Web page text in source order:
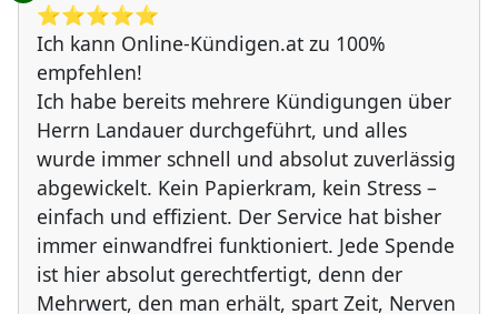
⭐️⭐️⭐️⭐️⭐️
Ich kann Online-Kündigen.at zu 100%
empfehlen!
Ich habe bereits mehrere Kündigungen über
Herrn Landauer durchgeführt, und alles
wurde immer schnell und absolut zuverlässig
abgewickelt. Kein Papierkram, kein Stress –
einfach und effizient. Der Service hat bisher
immer einwandfrei funktioniert. Jede Spende
ist hier absolut gerechtfertigt, denn der
Mehrwert, den man erhält, spart Zeit, Nerven